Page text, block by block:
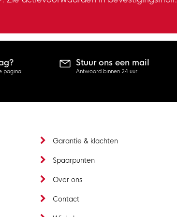
pagina
Stuur ons een mail
Antwoord binnen 24 uur
Garantie & klachten
Spaarpunten
Over ons
Contact